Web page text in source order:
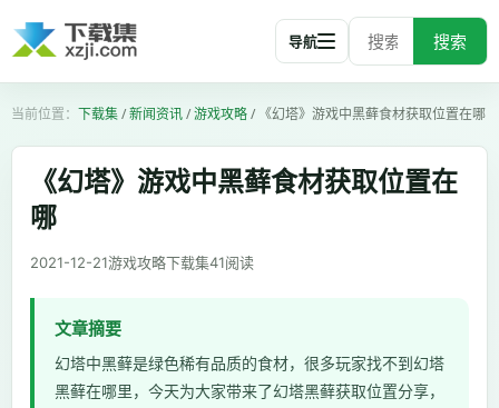
搜索
导航
下载集/新闻资讯/游戏攻略/ 《幻塔》游戏中黑藓食材获取位置在哪
《幻塔》游戏中黑藓食材获取位置在
哪
2021-12-21游戏攻略下载集41阅读
文章摘要
幻塔中黑藓是绿色稀有品质的食材，很多玩家找不到幻塔
黑藓在哪里，今天为大家带来了幻塔黑藓获取位置分享，